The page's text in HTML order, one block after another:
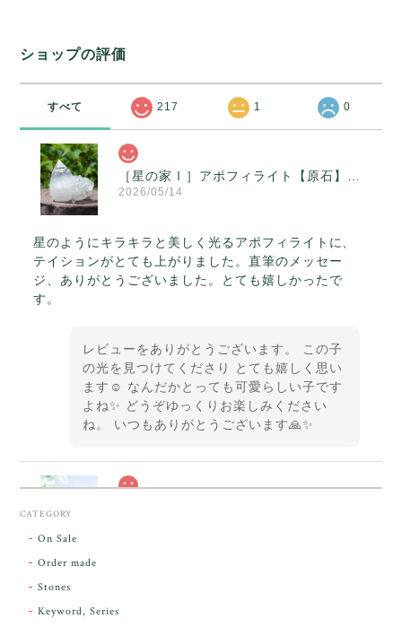
ショップの評価
すべて 217 1 0
［星の家Ⅰ］アポフィライト【原石】O300-314
2026/05/14
星のようにキラキラと美しく光るアポフィライトに、
テイションがとても上がりました。直筆のメッセー
ジ、ありがとうございました。とても嬉しかったで
す。
レビューをありがとうございます。 この子
の光を見つけてくださり とても嬉しく思い
ます☺️ なんだかとっても可愛らしい子です
よね✨ どうぞゆっくりお楽しみください
ね。 いつもありがとうございます🙏✨
ンダラで感動しました。素敵な箱と和紙で石を包んで
下さり、ありがとうございました。
CATEGORY
On Sale
Order made
Stones
Keyword, Series